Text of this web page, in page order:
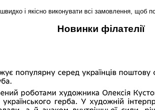
і якісно виконувати всі замовлення,
Новинки філателії